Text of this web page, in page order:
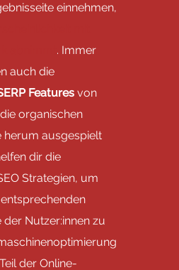
einnehmen,
. Immer
auch die
Featuresvon
organischen
herum ausgespielt
dir die
Strategien, um
Nutzer:innen zu
der Online-